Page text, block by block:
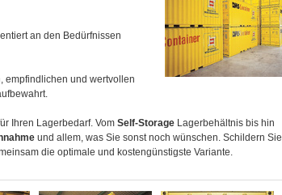
an den Bedürfnissen
empfindlichen und wertvollen
Ihren Lagerbedarf. Vom Self-Storage Lagerbehältnis bis hin
und allem, was Sie sonst noch wünschen. Schildern Sie
die optimale und kostengünstigste Variante.